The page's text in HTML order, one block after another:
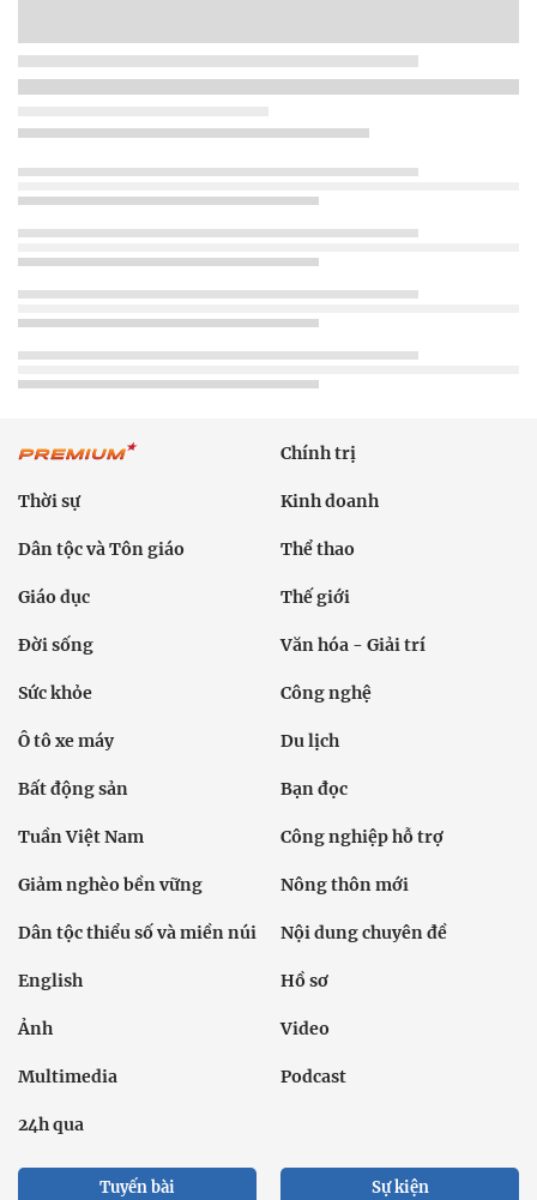
Chính trị
Thời sự Kinh doanh
Dân tộc và Tôn giáo Thể thao
Giáo dục Thế giới
Đời sống Văn hóa - Giải trí
Sức khỏe Công nghệ
Ô tô xe máy Du lịch
Bất động sản Bạn đọc
Tuần Việt Nam Công nghiệp hỗ trợ
Giảm nghèo bền vững Nông thôn mới
Dân tộc thiểu số và miền núi Nội dung chuyên đề
English Hồ sơ
Ảnh Video
Multimedia Podcast
24h qua
Tuyến bài Sự kiện